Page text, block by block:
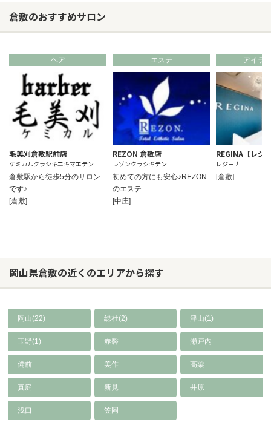
倉敷のおすすめサロン
ヘア
毛美刈倉敷駅前店
ケミカルクラシキエキマエテン
倉敷駅から徒歩5分のサロン
です♪
[倉敷]
エステ
REZON 倉敷店
レゾンクラシキテン
初めての方にも安心♪REZON
のエステ
[中庄]
アイラ
REGINA【レジ
レジーナ
[倉敷]
岡山県倉敷の近くのエリアから探す
岡山(22) 総社(2) 津山(1)
玉野(1) 赤磐 瀬戸内
備前 美作 高梁
真庭 新見 井原
浅口 笠岡